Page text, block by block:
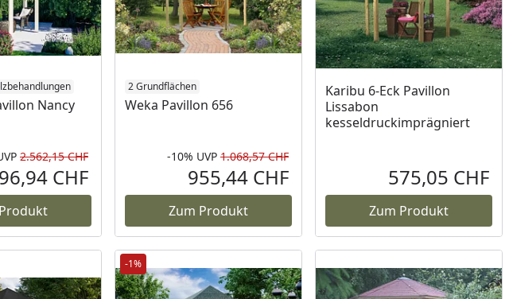
Nancy
Rabatt in Prozent
Ursprünglicher Preis
2.562,15 CHF
CHF
2 Grundflächen
Weka Pavillon 656
Rabatt in Prozent
-10%
Ursprünglicher Preis
UVP 1.068,57 CHF
955,44 CHF
Zum Produkt
Karibu 6-Eck Pavillon
Lissabon
kesseldruckimprägniert
575,05 CHF
Zum Produkt
-1%